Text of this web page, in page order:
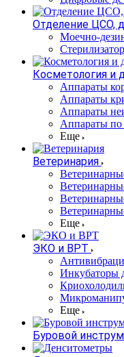
Отделение ЦСО,
Моечно-
Косметология и
Аппараты
Аппараты
Аппараты
Аппараты по
Еще
Ветеринария
Еще
ЭКО и ВРТ
Инкубаторы
Еще
Буровой